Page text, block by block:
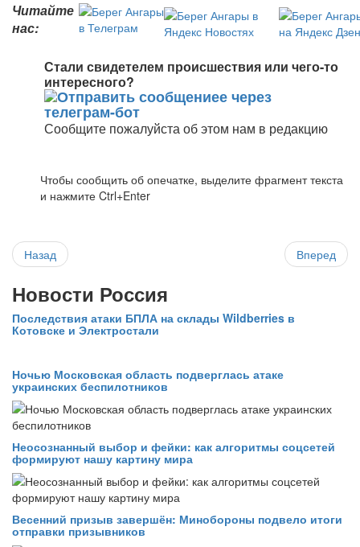
Читайте
нас:
Стали свидетелем происшествия или чего-то
интересного?
Сообщите пожалуйста об этом нам в редакцию
Чтобы сообщить об опечатке, выделите фрагмент текста
и нажмите Ctrl+Enter
Назад Вперед
Новости Россия
Последствия атаки БПЛА на склады Wildberries в
Котовске и Электростали
Ночью Московская область подверглась атаке
украинских беспилотников
Неосознанный выбор и фейки: как алгоритмы соцсетей
формируют нашу картину мира
Весенний призыв завершён: Минобороны подвело итоги
отправки призывников